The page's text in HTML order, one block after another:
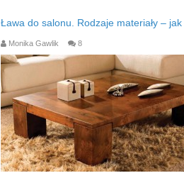
Ława do salonu. Rodzaje materiały – jak
Monika Gawlik 8